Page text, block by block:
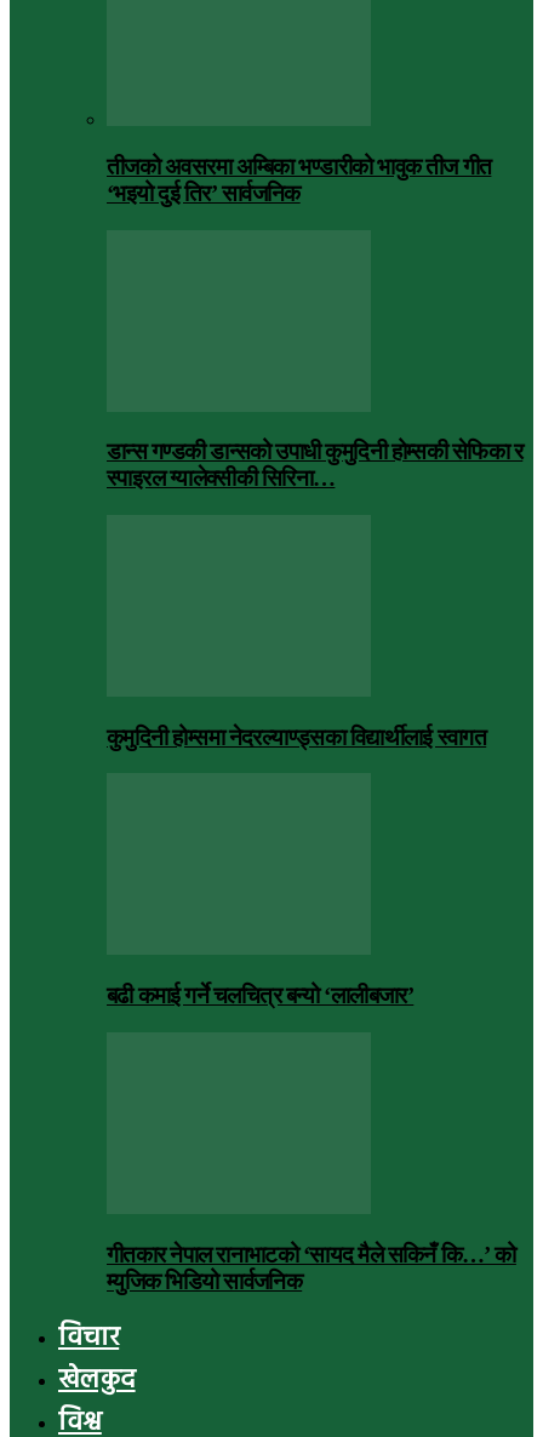
तीजको अवसरमा अम्बिका भण्डारीको भावुक तीज गीत
‘भइयो दुई तिर’ सार्वजनिक
डान्स गण्डकी डान्सको उपाधी कुमुदिनी होम्सकी सेफिका र
स्पाइरल ग्यालेक्सीकी सिरिना…
कुमुदिनी होम्समा नेदरल्याण्ड्सका विद्यार्थीलाई स्वागत
बढी कमाई गर्ने चलचित्र बन्यो ‘लालीबजार’
गीतकार नेपाल रानाभाटको ‘सायद मैले सकिनँ कि…’ को
म्युजिक भिडियो सार्वजनिक
विचार
खेलकुद
विश्व